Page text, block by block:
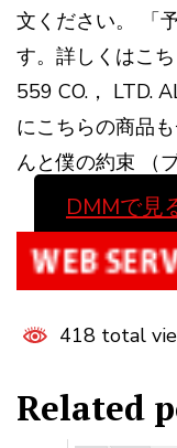
文ください。 「
す。詳しくはこ
559 CO.， LTD.
にこちらの商品
んと僕の約束 （
DMMで見
418 total
Related